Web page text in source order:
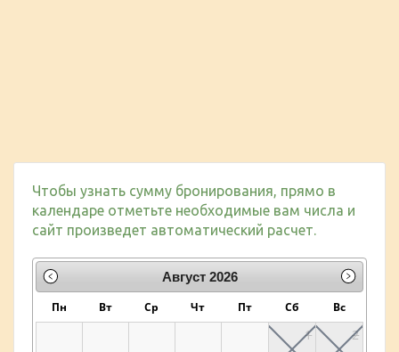
Чтобы узнать сумму бронирования, прямо в
календаре отметьте необходимые вам числа и
сайт произведет автоматический расчет.
Август 2026
Пн Вт Ср Чт Пт Сб Вс
1 2